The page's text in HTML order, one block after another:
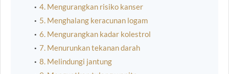
4. Mengurangkan risiko kanser
5. Menghalang keracunan logam
6. Mengurangkan kadar kolestrol
7. Menurunkan tekanan darah
8. Melindungi jantung